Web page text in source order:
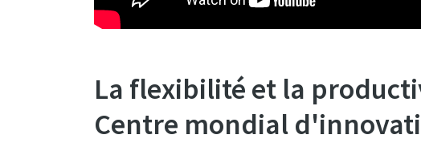
La flexibilité et la
Centre mondial